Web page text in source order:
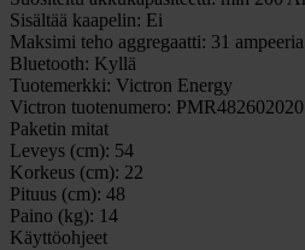
Sisältää kaapelin: Ei
Maksimi teho aggregaatti: 31 ampeeria
Bluetooth: Kyllä
Tuotemerkki: Victron Energy
Victron tuotenumero: PMR482602020
Paketin mitat
Leveys (cm): 54
Korkeus (cm): 22
Pituus (cm): 48
Paino (kg): 14
Käyttöohjeet